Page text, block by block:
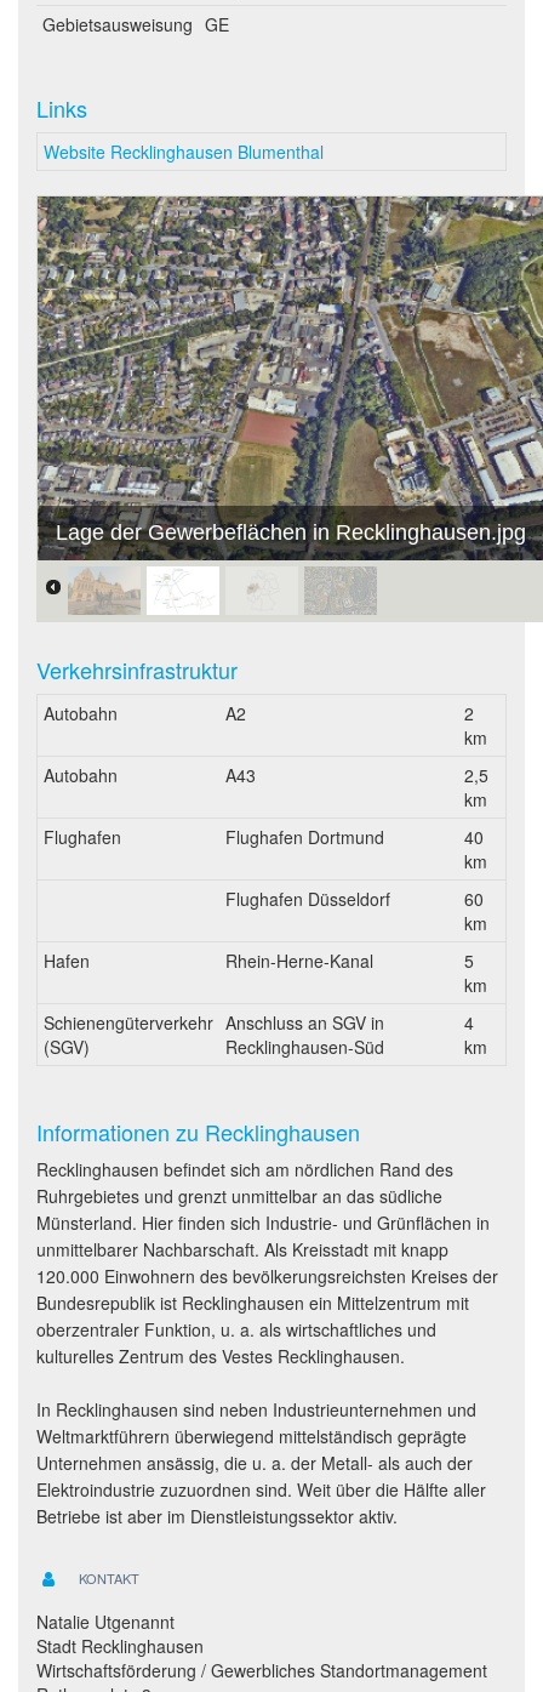
Gebietsausweisung GE
Links
Website Recklinghausen Blumenthal
Lage der Gewerbeflächen in Recklinghausen.jpg
Verkehrsinfrastruktur
Autobahn A2
2
km
Autobahn
A43
2,5
km
Flughafen
Flughafen Dortmund
40
km
Flughafen Düsseldorf
60
km
Hafen
Rhein-Herne-Kanal
5
km
Schienengüterverkehr
(SGV)
Anschluss an SGV in
Recklinghausen-Süd
4
km
Informationen zu Recklinghausen
Recklinghausen befindet sich am nördlichen Rand des
Ruhrgebietes und grenzt unmittelbar an das südliche
Münsterland. Hier finden sich Industrie- und Grünflächen in
unmittelbarer Nachbarschaft. Als Kreisstadt mit knapp
120.000 Einwohnern des bevölkerungsreichsten Kreises der
Bundesrepublik ist Recklinghausen ein Mittelzentrum mit
oberzentraler Funktion, u. a. als wirtschaftliches und
kulturelles Zentrum des Vestes Recklinghausen.
In Recklinghausen sind neben Industrieunternehmen und
Weltmarktführern überwiegend mittelständisch geprägte
Unternehmen ansässig, die u. a. der Metall- als auch der
Elektroindustrie zuzuordnen sind. Weit über die Hälfte aller
Betriebe ist aber im Dienstleistungssektor aktiv.
KONTAKT
Natalie Utgenannt
Stadt Recklinghausen
Wirtschaftsförderung / Gewerbliches Standortmanagement